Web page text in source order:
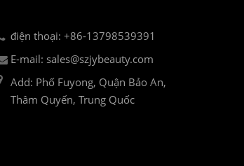
điện thoại: +86-13798539391
E-mail: sales@szjybeauty.com
Add: Phố Fuyong, Quận Bảo An,
Thâm Quyến, Trung Quốc